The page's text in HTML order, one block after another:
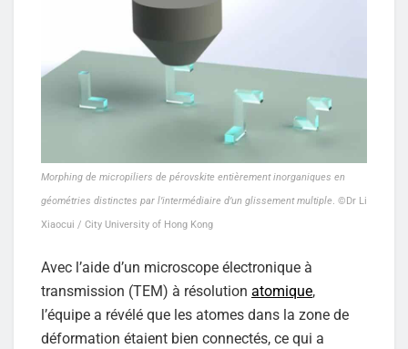
Morphing de micropiliers de pérovskite entièrement inorganiques en
géométries distinctes par l’intermédiaire d’un glissement multiple. ©Dr Li
Xiaocui / City University of Hong Kong
Avec l’aide d’un microscope électronique à
transmission (TEM) à résolution atomique,
l’équipe a révélé que les atomes dans la zone de
déformation étaient bien connectés, ce qui a